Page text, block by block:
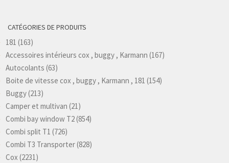
CATÉGORIES DE PRODUITS
181 (163)
Accessoires intérieurs cox , buggy , Karmann (167)
Autocolants (63)
Boite de vitesse cox , buggy , Karmann , 181 (154)
Buggy(213)
Camper et multivan (21)
Combi bay window T2(854)
Combi split T1 (726)
Combi T3 Transporter(828)
Cox(2231)